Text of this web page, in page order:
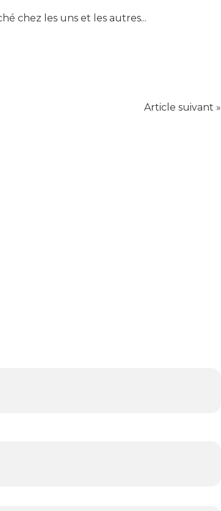
chez les uns et les autres...
Article suivant »